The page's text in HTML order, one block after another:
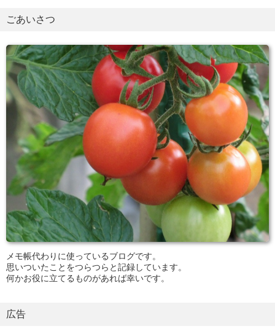
ごあいさつ
メモ帳代わりに使っているブログです。
思いついたことをつらつらと記録しています。
何かお役に立てるものがあれば幸いです。
広告